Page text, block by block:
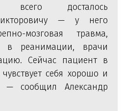
всего досталось
— у него
мозговая травма,
в реанимации, врачи
Сейчас пациент в
себя хорошо и
— сообщил Александр